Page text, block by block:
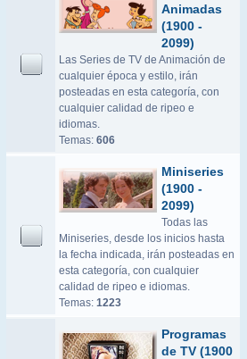
Animadas
(1900 -
2099)
Las Series de TV de Animación de
cualquier época y estilo, irán
posteadas en esta categoría, con
cualquier calidad de ripeo e
idiomas.
Temas: 606
Miniseries
(1900 -
2099)
Todas las
Miniseries, desde los inicios hasta
la fecha indicada, irán posteadas en
esta categoría, con cualquier
calidad de ripeo e idiomas.
Temas: 1223
Programas
de TV (1900